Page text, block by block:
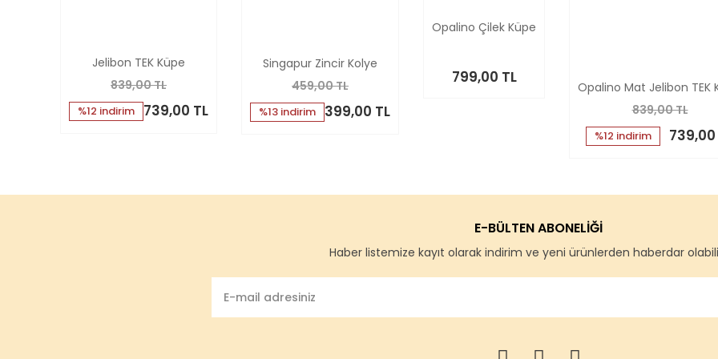
Jelibon TEK Küpe
839,00 TL
%12 indirim 739,00 TL
Singapur Zincir Kolye
459,00 TL
%13 indirim 399,00 TL
Opalino Çilek Küpe
799,00 TL
Opalino Mat Jelibon TEK
839,00 TL
%12 indirim 739,00
E-BÜLTEN ABONELİĞİ
Haber listemize kayıt olarak indirim ve yeni ürünlerden haberdar